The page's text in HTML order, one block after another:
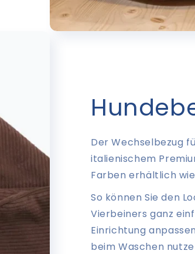
Der Wechselbezug
italienischem
Farben erhältlich
So können Sie den
Vierbeiners ganz
Einrichtung
beim Waschen